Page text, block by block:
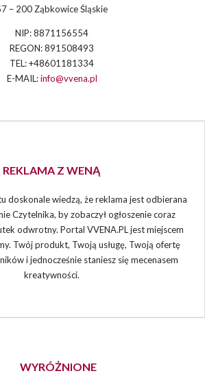
– 200 Ząbkowice Śląskie
NIP: 8871156554
REGON: 891508493
TEL: +48601181334
E-MAIL:info@vvena.pl
REKLAMA Z WENĄ
doskonale wiedzą, że reklama jest odbierana
Czytelnika, by zobaczył ogłoszenie coraz
odwrotny. Portal VVENA.PL jest miejscem
Twój produkt, Twoją usługę, Twoją ofertę
i jednocześnie staniesz się mecenasem
kreatywności.
WYRÓŻNIONE